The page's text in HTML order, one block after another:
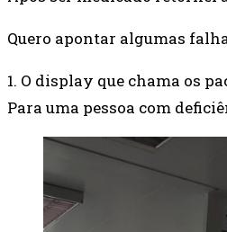
Quero apontar algumas
1. O display que chama os
Para uma pessoa com